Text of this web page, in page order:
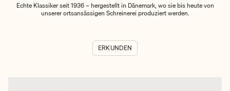
Echte Klassiker seit 1936 – hergestellt in Dänemark, wo sie bis heute von
unserer ortsansässigen Schreinerei produziert werden.
ERKUNDEN